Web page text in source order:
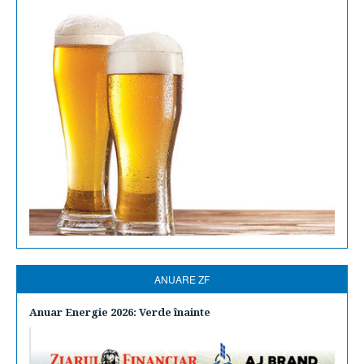
ANUARE ZF
Anuar Energie 2026: Verde înainte